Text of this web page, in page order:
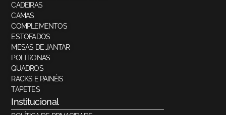
CADEIRAS
CAMAS
COMPLEMENTOS
ESTOFADOS
MESAS DE JANTAR
POLTRONAS
QUADROS
RACKS E PAINÉIS
TAPETES
Institucional